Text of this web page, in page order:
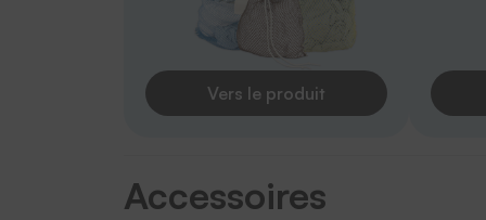
Vers le produit
Accessoires